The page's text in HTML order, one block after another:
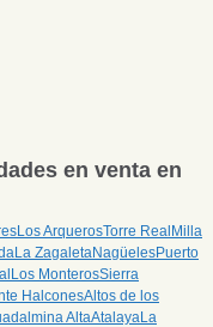
en venta en
Los ArquerosTorre RealMilla
La ZagaletaNagüelesPuerto
Los MonterosSierra
HalconesAltos de los
AltaAtalayaLa